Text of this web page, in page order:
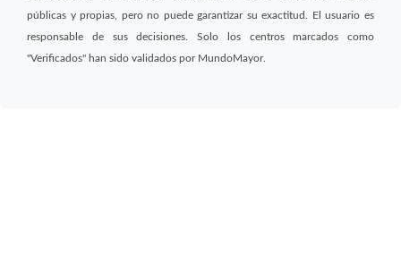
públicas y propias, pero no puede garantizar su exactitud. El usuario es
responsable de sus decisiones. Solo los centros marcados como
"Verificados" han sido validados por MundoMayor.